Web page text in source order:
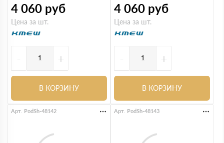
4 060 руб
Цена за шт.
- +
В КОРЗИНУ
4 060 руб
Цена за шт.
- +
В КОРЗИНУ
Арт. PodSh-48142 Арт. PodSh-48143